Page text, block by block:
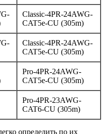
Classic-4PR-24AWG-
CAT5e-CU (305m)
Classic-4PR-24AWG-
CAT5e-CU (305m)
Pro-4PR-24AWG-
CAT5e-CU (305m)
Pro-4PR-23AWG-
CAT6-CU (305m)
определить по их